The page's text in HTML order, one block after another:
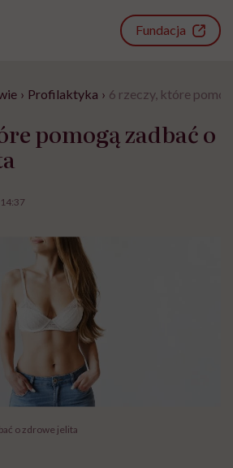
Fundacja
› Profilaktyka › 6 rzeczy, które
pomogą zadbać o
o zdrowe jelita